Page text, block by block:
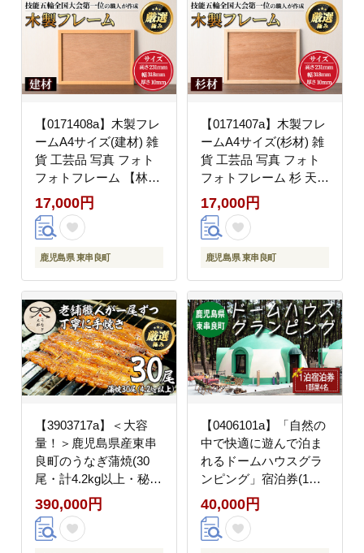
【0171408a】木製フレ
ームA4サイズ(建材) 雑
貨 工芸品 写真 フォト
フォトフレーム 【林田
木工】
17,000円
鹿児島県 東串良町
【0171407a】木製フレ
ームA4サイズ(杉材) 雑
貨 工芸品 写真 フォト
フォトフレーム 杉 天然
木 【林田木工】
17,000円
鹿児島県 東串良町
【3903717a】＜大容
量！＞鹿児島県産東串
良町のうなぎ蒲焼(30
尾・計4.2kg以上・秘伝
のタレ付き) うなぎ 高
級 ウナギ 鰻 国産 蒲焼
蒲焼き たれ 鹿児島
390,000円
【0406101a】「自然の
中で快適に遊んで泊ま
れるドームハウスグラ
ンピング」宿泊券(1泊)
ギフト券 旅行 アウトド
ア レジャー キャンプ
自然 BBQ 国内旅行 鹿
40,000円